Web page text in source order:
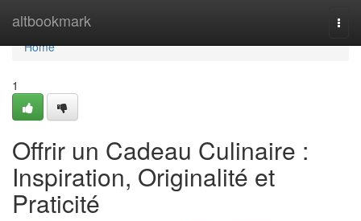
altbookmark
Home
Home
1
Offrir un Cadeau Culinaire :
Inspiration, Originalité et
Praticité